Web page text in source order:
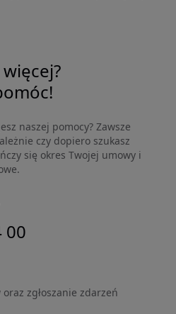
naszej pomocy? Zawsze
czy dopiero szukasz
się okres Twojej umowy i
00
zgłoszanie zdarzeń